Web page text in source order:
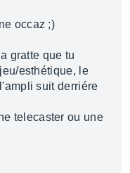
occaz ;)
gratte que tu
esthétique, le
suit derriére
telecaster ou une